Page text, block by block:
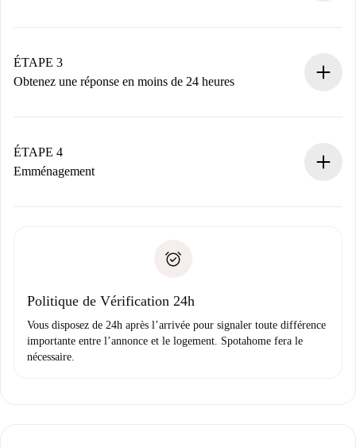
Nous ne vous facturerons rien tant que le propriétaire
n’aura pas accepté.
ÉTAPE 3
Obtenez une réponse en moins de 24 heures
contact avec le propriétaire.
Si refusé : aucun prélèvement et nous vous proposerons
Justificatif de solvabilité
ÉTAPE 4
Emménagement
uniquement si aucun problème n'est signalé.
Politique de Vérification 24h
Vous disposez de 24h après l’arrivée pour signaler toute différence
importante entre l’annonce et le logement. Spotahome fera le
nécessaire.